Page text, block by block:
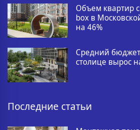
Объем квартир
box в
на 46%
Средний
столице вырос
Последние статьи